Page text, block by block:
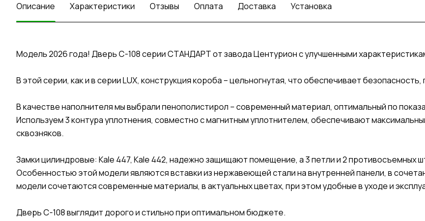
Описание Характеристики Отзывы Оплата Доставка Установка
Модель 2026 года! Дверь C-108 серии СТАНДАРТ от завода Центурион с улучшенными
В этой серии, как и в серии LUX, конструкция короба – цельногнутая, что обеспечивает
В качестве наполнителя мы выбрали пенополистирол – современный материал, оптимальный по
Используем 3 контура уплотнения, совместно с магнитным уплотнителем, обеспечивают
сквозняков.
Замки цилиндровые: Kale 447, Kale 442, надежно защищают помещение, а 3 петли и 2 противосъемных
Особенностью этой модели являются вставки из нержавеющей стали на внутренней панели, в
модели сочетаются современные материалы, в актуальных цветах, при этом удобные в уходе и
Дверь С-108 выглядит дорого и стильно при оптимальном бюджете.